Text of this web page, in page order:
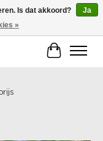
Is dat akkoord?
Ja
»